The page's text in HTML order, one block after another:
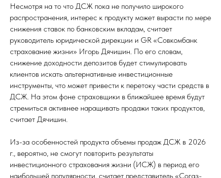
Несмотря на то что ДСЖ пока не получило широкого
распространения, интерес к продукту может вырасти по мере
снижения ставок по банковским вкладам, считает
руководитель юридической дирекции и GR «Совкомбанк
страхование жизни» Игорь Дячишин. По его словам,
снижение доходности депозитов будет стимулировать
клиентов искать альтернативные инвестиционные
инструменты, что может привести к перетоку части средств в
ДСЖ. На этом фоне страховщики в ближайшее время будут
стремиться активнее наращивать продажи таких продуктов,
считает Дячишин.
Из-за особенностей продукта объемы продаж ДСЖ в 2026
г., вероятно, не смогут повторить результаты
инвестиционного страхования жизни (ИСЖ) в период его
наибольшей популярности, считает представитель «Согаз-